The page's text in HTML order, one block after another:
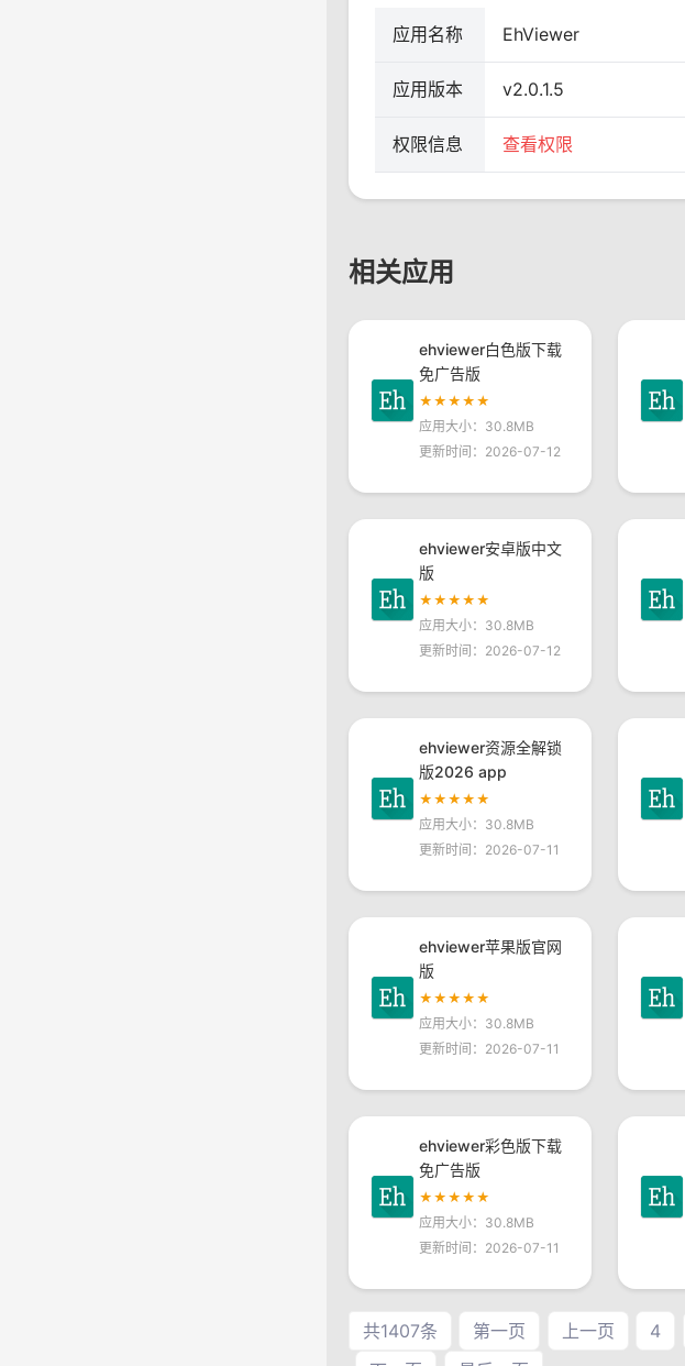
应用名称 EhViewer
应用版本 v2.0.1.5
权限信息 查看权限
相关应用
ehviewer白色版下载
免广告版
★★★★★
应用大小：30.8MB
更新时间：2026-07-12
ehviewer安卓版中文
版
★★★★★
应用大小：30.8MB
更新时间：2026-07-12
ehviewer资源全解锁
版2026 app
★★★★★
应用大小：30.8MB
更新时间：2026-07-11
ehviewer苹果版官网
版
★★★★★
应用大小：30.8MB
更新时间：2026-07-11
ehviewer彩色版下载
免广告版
★★★★★
应用大小：30.8MB
更新时间：2026-07-11
共1407条 第一页 上一页 4